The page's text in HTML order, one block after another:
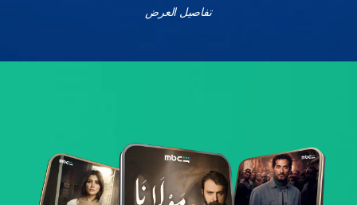
تفاصيل العرض